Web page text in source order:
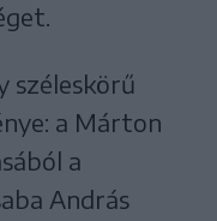
széleskörű
a Márton
a
András